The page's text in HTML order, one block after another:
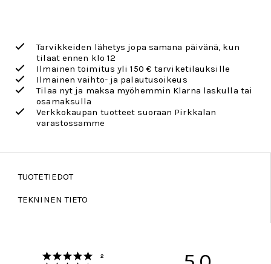
Tarvikkeiden lähetys jopa samana päivänä, kun
tilaat ennen klo 12
Ilmainen toimitus yli 150 € tarviketilauksille
Ilmainen vaihto- ja palautusoikeus
Tilaa nyt ja maksa myöhemmin Klarna laskulla tai
osamaksulla
Verkkokaupan tuotteet suoraan Pirkkalan
varastossamme
TUOTETIEDOT
TEKNINEN TIETO
Arvio 5 5:sta tähdestä
2